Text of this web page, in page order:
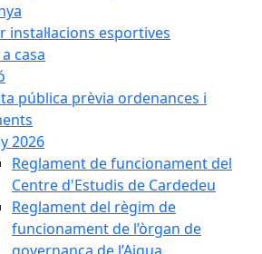
instal·lacions esportives
casa
pública prèvia ordenances i
2026
Reglament de funcionament del
Centre d'Estudis de Cardedeu
Reglament del règim de
funcionament de l’òrgan de
governança de l’Aigua